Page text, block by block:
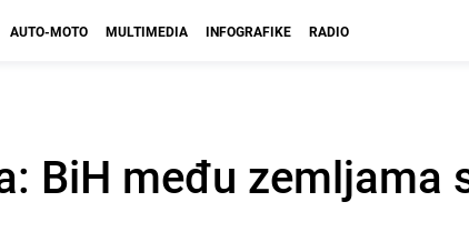
AUTO-MOTO MULTIMEDIA INFOGRAFIKE RADIO
BiH među zemljama